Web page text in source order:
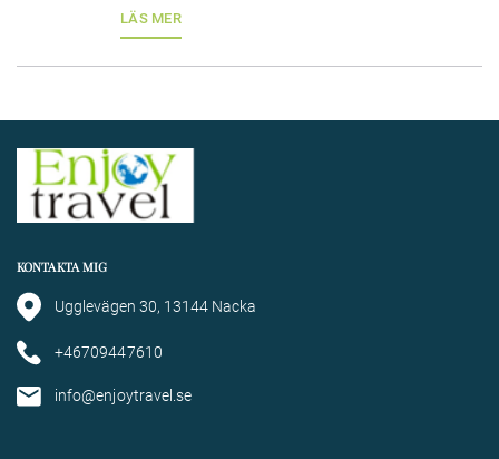
LÄS MER
KONTAKTA MIG
Ugglevägen 30, 13144 Nacka
+46709447610
info@enjoytravel.se